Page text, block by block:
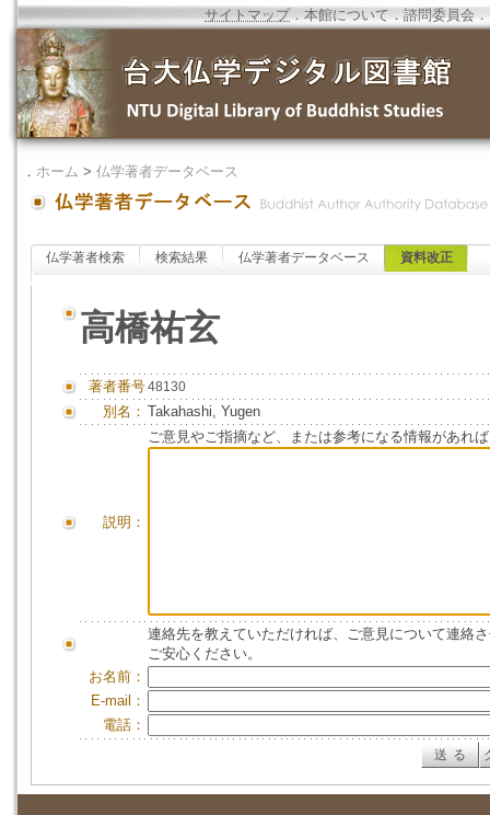
サイトマップ．本館について ．諮問委員会 ．
． ホーム > 仏学著者データベース
仏学著者検索 検索結果 仏学著者データベース 資料改正
高橋祐玄
著者番号48130
別名： Takahashi, Yugen
説明：
ご意見やご指摘など、または参考になる情報があれ
連絡先を教えていただければ、ご意見について連絡
ご安心ください。
お名前：
E-mail：
電話：